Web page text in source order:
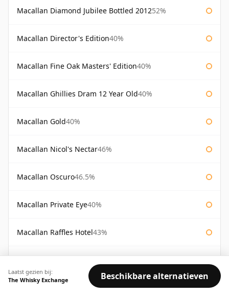
Macallan Diamond Jubilee Bottled 201252%
Macallan Director's Edition40%
Macallan Fine Oak Masters' Edition40%
Macallan Ghillies Dram 12 Year Old40%
Macallan Gold40%
Macallan Nicol's Nectar46%
Macallan Oscuro46.5%
Macallan Private Eye40%
Macallan Raffles Hotel43%
Macallan Royal Marriage43%
Laatst gezien bij:
The Whisky Exchange
Beschikbare alternatieven